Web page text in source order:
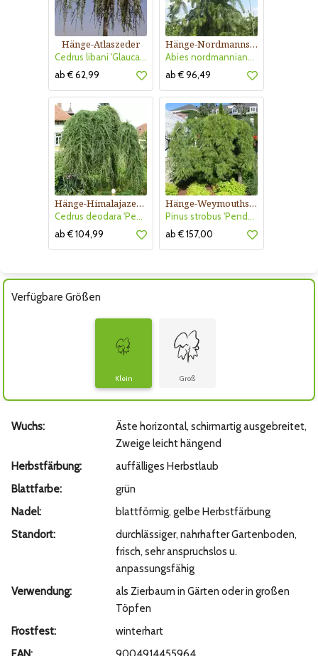
Hänge-Atlaszeder
Cedrus libani 'Glauca Pendula'
ab € 62,99
Hänge-Nordmannstanne
Abies nordmanniana 'Pendula'
ab € 96,49
Hänge-Himalajazeder
Cedrus deodara 'Pendula'
ab € 104,99
Hänge-Weymouthskiefer
Pinus strobus 'Pendula'
ab € 157,00
Verfügbare Größen
Klein Groß
Wuchs:
Äste horizontal, schirmartig ausgebreitet,
Zweige leicht hängend
Herbstfärbung:
auffälliges Herbstlaub
Blattfarbe:
grün
Nadel:
blattförmig, gelbe Herbstfärbung
Standort:
durchlässiger, nahrhafter Gartenboden,
frisch, sehr anspruchslos u.
anpassungsfähig
Verwendung:
als Zierbaum in Gärten oder in großen
Töpfen
Frostfest:
winterhart